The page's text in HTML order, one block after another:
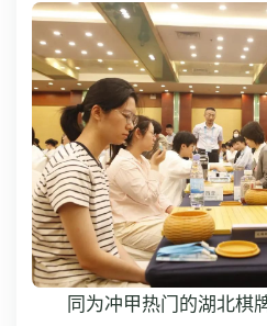
同为冲甲热门的湖北棋